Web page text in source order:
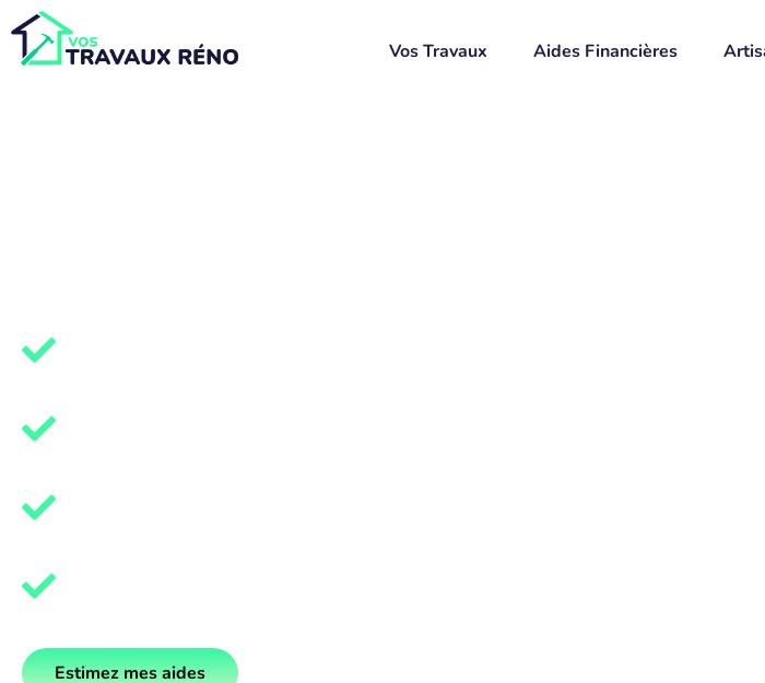
Vos Travaux Aides Financières
Estimez mes aides